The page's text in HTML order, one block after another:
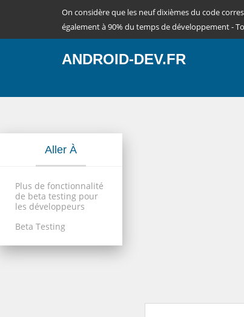
On considère que les neuf dixièmes du code
également à 90% du temps de développement -
ANDROID-DEV.FR
Aller À
Plus de fonctionnalité
de beta testing pour
les développeurs
Beta Testing